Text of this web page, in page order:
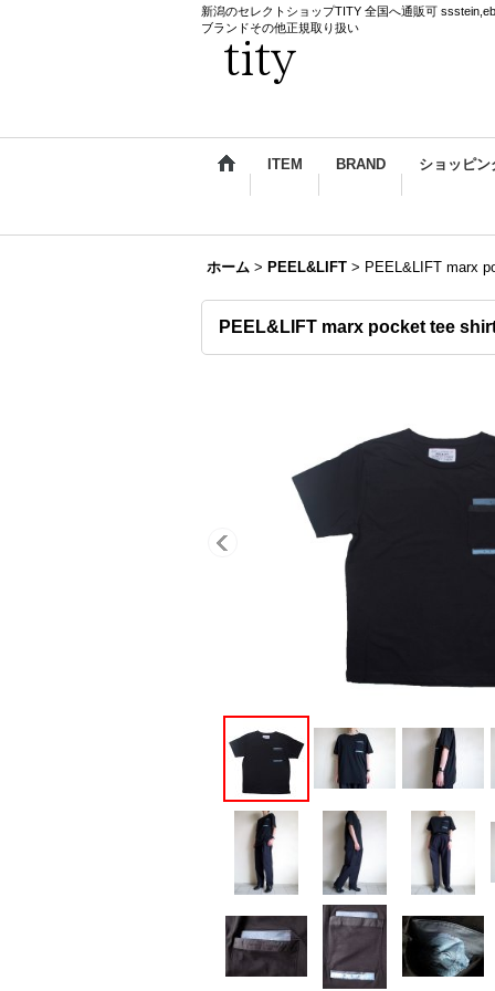
新潟のセレクトショップTITY 全国へ通販可
ブランドその他正規取り扱い
ITEM BRAND ショッピン
ホーム > PEEL&LIFT > PEEL&LIFT marx
PEEL&LIFT marx pocket tee